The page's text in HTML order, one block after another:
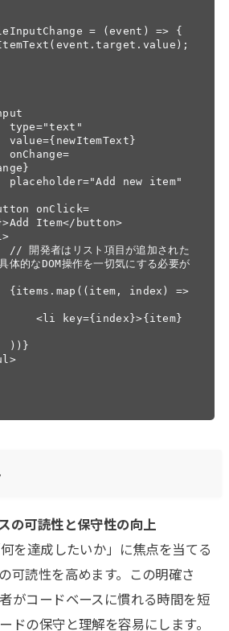
Item</button>
体的なDOM操作を一切気にする必要が
の可読性と保守性の向上
を達成したいか」に焦点を当てる
可読性を高めます。この明確さ
がコードベースに慣れる時間を短
ドの保守と理解を容易にします。